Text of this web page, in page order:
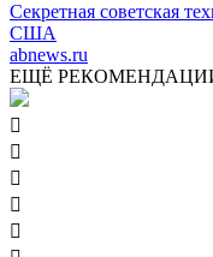
Секретная советская
США
abnews.ru
ЕЩЁ




